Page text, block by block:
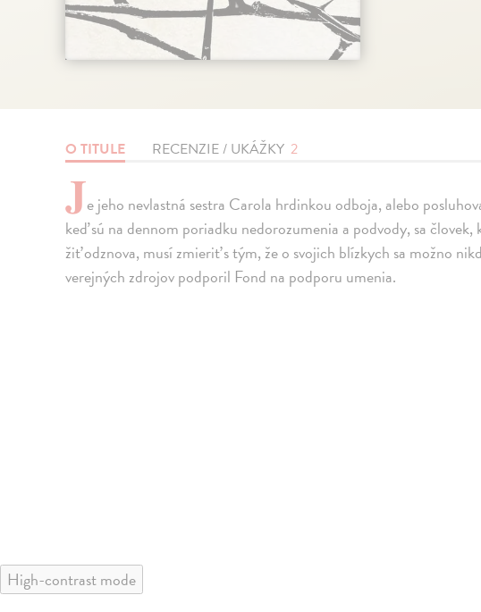
O TITULE RECENZIE / UKÁŽKY 2
Je jeho nevlastná sestra Carola hrdinkou odboja, alebo
keď sú na dennom poriadku nedorozumenia a podvody, sa
žiť odznova, musí zmieriť s tým, že o svojich blízkych sa možno
verejných zdrojov podporil Fond na podporu umenia.
High-contrast mode